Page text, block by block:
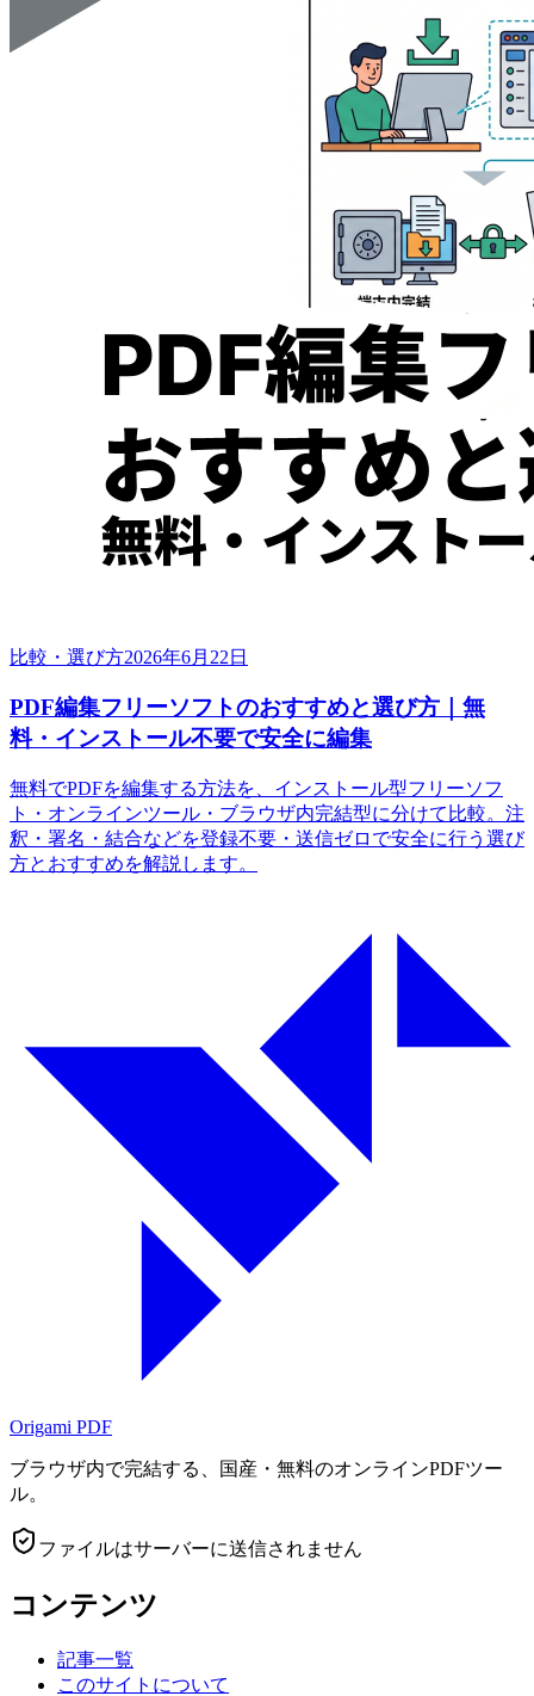
比較・選び方2026年6月22日
PDF編集フリーソフトのおすすめと選び方｜無
料・インストール不要で安全に編集
無料でPDFを編集する方法を、インストール型フリーソフ
ト・オンラインツール・ブラウザ内完結型に分けて比較。注
釈・署名・結合などを登録不要・送信ゼロで安全に行う選び
方とおすすめを解説します。
Origami PDF
ブラウザ内で完結する、国産・無料のオンラインPDFツー
ル。
ファイルはサーバーに送信されません
コンテンツ
記事一覧
このサイトについて